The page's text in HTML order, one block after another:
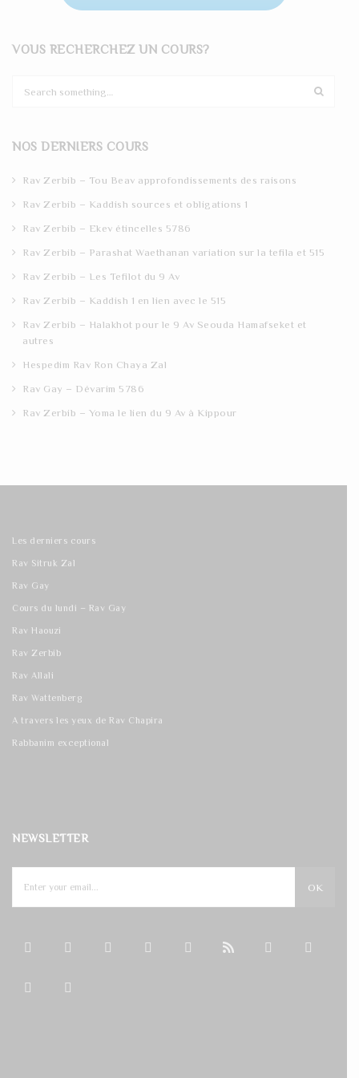
VOUS RECHERCHEZ UN COURS?
c
NOS DERNIERS COURS
Rav Zerbib – Tou Beav approfondissements des raisons
Rav Zerbib – Kaddish sources et obligations 1
Rav Zerbib – Ekev étincelles 5786
Rav Zerbib – Parashat Waethanan variation sur la tefila et 515
Rav Zerbib – Les Tefilot du 9 Av
Rav Zerbib – Kaddish 1 en lien avec le 515
Rav Zerbib – Halakhot pour le 9 Av Seouda Hamafseket et
autres
Hespedim Rav Ron Chaya Zal
Rav Gay – Dévarim 5786
Rav Zerbib – Yoma le lien du 9 Av à Kippour
Les derniers cours
Rav Sitruk Zal
Rav Gay
Cours du lundi – Rav Gay
Rav Haouzi
Rav Zerbib
Rav Allali
Rav Wattenberg
A travers les yeux de Rav Chapira
Rabbanim exceptional
NEWSLETTER
OK